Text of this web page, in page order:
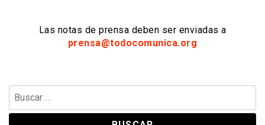
Las notas de prensa deben ser enviadas a
prensa@todocomunica.org
Buscar: